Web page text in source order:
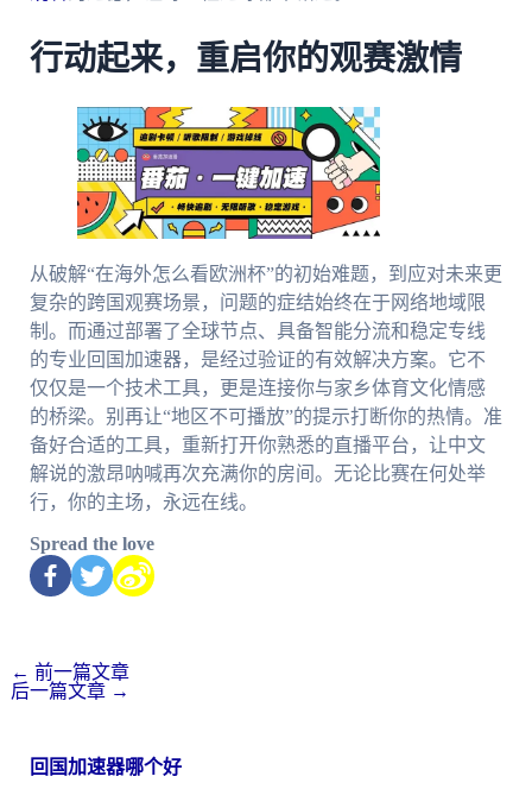
行动起来，重启你的观赛激情
从破解“在海外怎么看欧洲杯”的初始难题，到应对未来更
复杂的跨国观赛场景，问题的症结始终在于网络地域限
制。而通过部署了全球节点、具备智能分流和稳定专线
的专业回国加速器，是经过验证的有效解决方案。它不
仅仅是一个技术工具，更是连接你与家乡体育文化情感
的桥梁。别再让“地区不可播放”的提示打断你的热情。准
备好合适的工具，重新打开你熟悉的直播平台，让中文
解说的激昂呐喊再次充满你的房间。无论比赛在何处举
行，你的主场，永远在线。
Spread the love
← 前一篇文章
后一篇文章 →
回国加速器哪个好